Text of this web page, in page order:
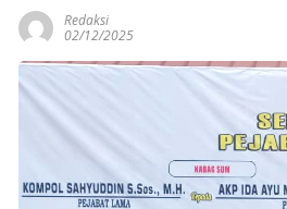
Redaksi
02/12/2025